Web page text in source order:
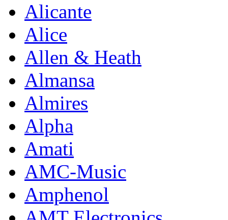
Alicante
Alice
Allen & Heath
Almansa
Almires
Alpha
Amati
AMC-Music
Amphenol